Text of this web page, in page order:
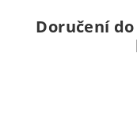
Doručení